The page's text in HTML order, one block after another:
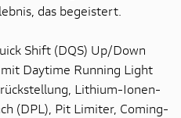
das begeistert.
Shift (DQS) Up/Down
Daytime Running Light
Lithium-Ionen-
(DPL), Pit Limiter, Coming-